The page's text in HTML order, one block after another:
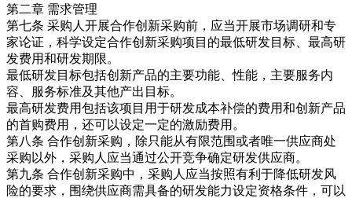
第二章 需求管理
第七条 采购人开展合作创新采购前，应当开展市场调研和专
家论证，科学设定合作创新采购项目的最低研发目标、最高研
发费用和研发期限。
最低研发目标包括创新产品的主要功能、性能，主要服务内
容、服务标准及其他产出目标。
最高研发费用包括该项目用于研发成本补偿的费用和创新产品
的首购费用，还可以设定一定的激励费用。
第八条 合作创新采购，除只能从有限范围或者唯一供应商处
采购以外，采购人应当通过公开竞争确定研发供应商。
第九条 合作创新采购中，采购人应当按照有利于降低研发风
险的要求，围绕供应商需具备的研发能力设定资格条件，可以